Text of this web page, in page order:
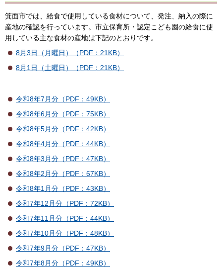
箕面市では、給食で使用している食材について、発注、納入の際に
産地の確認を行っています。市立保育所・認定こども園の給食に使
用している主な食材の産地は下記のとおりです。
8月3日（月曜日）（PDF：21KB）
8月1日（土曜日）（PDF：21KB）
令和8年7月分（PDF：49KB）
令和8年6月分（PDF：75KB）
令和8年5月分（PDF：42KB）
令和8年4月分（PDF：44KB）
令和8年3月分（PDF：47KB）
令和8年2月分（PDF：67KB）
令和8年1月分（PDF：43KB）
令和7年12月分（PDF：72KB）
令和7年11月分（PDF：44KB）
令和7年10月分（PDF：48KB）
令和7年9月分（PDF：47KB）
令和7年8月分（PDF：49KB）